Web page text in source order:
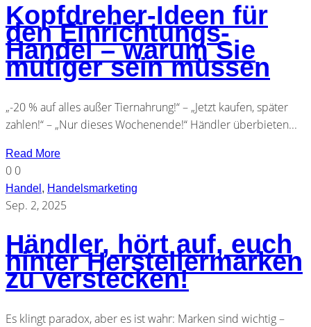
Kopfdreher-Ideen für
den Einrichtungs-
Handel – warum Sie
mutiger sein müssen
„-20 % auf alles außer Tiernahrung!“ – „Jetzt kaufen, später
zahlen!“ – „Nur dieses Wochenende!“ Händler überbieten...
Read More
0 0
Handel , Handelsmarketing
Sep. 2, 2025
Händler, hört auf, euch
hinter Herstellermarken
zu verstecken!
Es klingt paradox, aber es ist wahr: Marken sind wichtig –